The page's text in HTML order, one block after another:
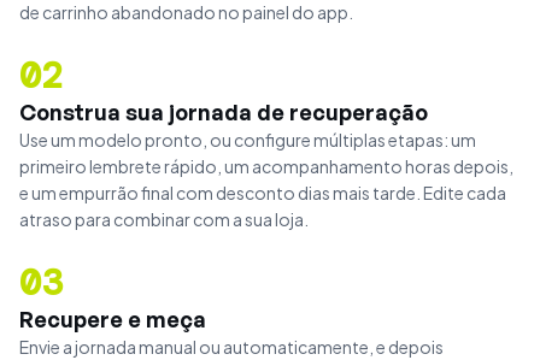
de carrinho abandonado no painel do app.
02
Construa sua jornada de recuperação
Use um modelo pronto, ou configure múltiplas etapas: um
primeiro lembrete rápido, um acompanhamento horas depois,
e um empurrão final com desconto dias mais tarde. Edite cada
atraso para combinar com a sua loja.
03
Recupere e meça
Envie a jornada manual ou automaticamente, e depois